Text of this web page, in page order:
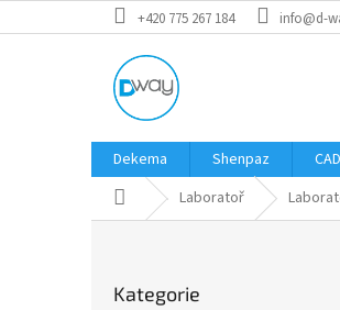
na
+420 775 267 184 info@d-
Dekema Shenpaz
Domů Laboratoř
kategorie
Kategorie